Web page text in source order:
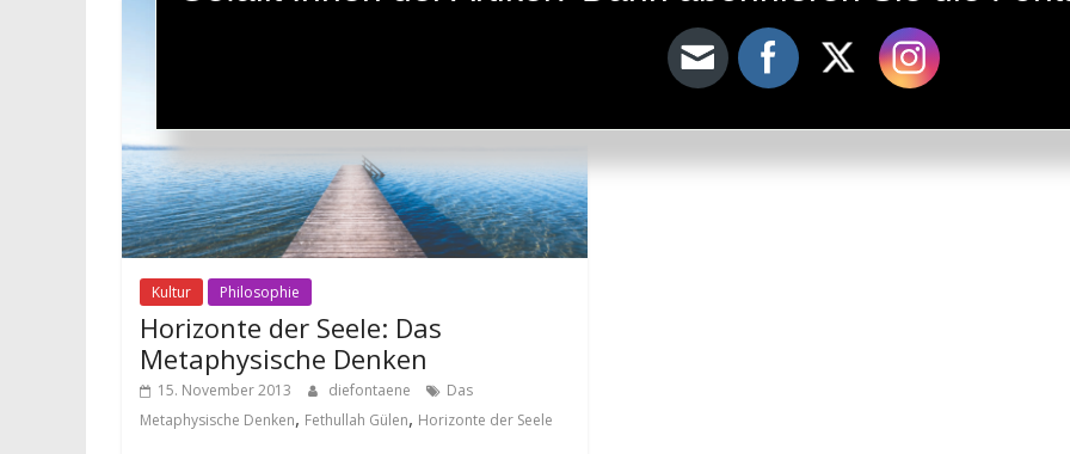
Kultur Philosophie
Horizonte der Seele: Das
Metaphysische Denken
15. November 2013 diefontaene
Das
Metaphysische Denken, Fethullah Gülen, Horizonte der Seele